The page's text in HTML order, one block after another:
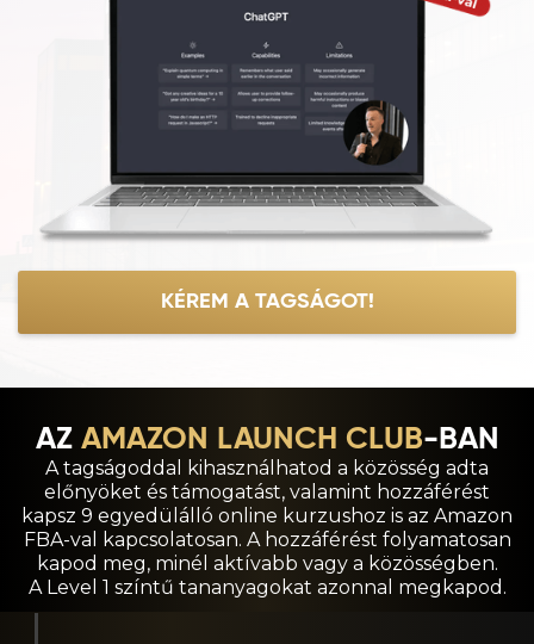
KÉREM A TAGSÁGOT!
AZ AMAZON LAUNCH CLUB-BAN
A tagságoddal kihasználhatod a közösség adta
előnyöket és támogatást, valamint hozzáférést
kapsz 9 egyedülálló online kurzushoz is az Amazon
FBA-val kapcsolatosan. A hozzáférést folyamatosan
kapod meg, minél aktívabb vagy a közösségben.
A Level 1 színtű tananyagokat azonnal megkapod.